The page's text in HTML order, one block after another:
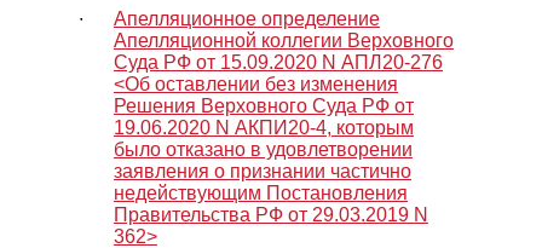
∙
Апелляционное определение
Апелляционной коллегии Верховного
Суда РФ от 15.09.2020 N АПЛ20-276
<Об оставлении без изменения
Решения Верховного Суда РФ от
19.06.2020 N АКПИ20-4, которым
было отказано в удовлетворении
заявления о признании частично
недействующим Постановления
Правительства РФ от 29.03.2019 N
362>